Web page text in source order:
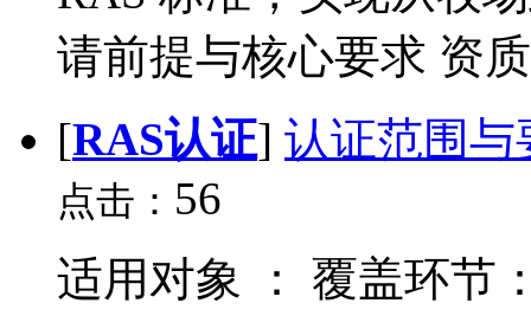
请前提与核心要求 资
[RAS认证] 认证范围与
点击： 56
适用对象 ： 覆盖环节